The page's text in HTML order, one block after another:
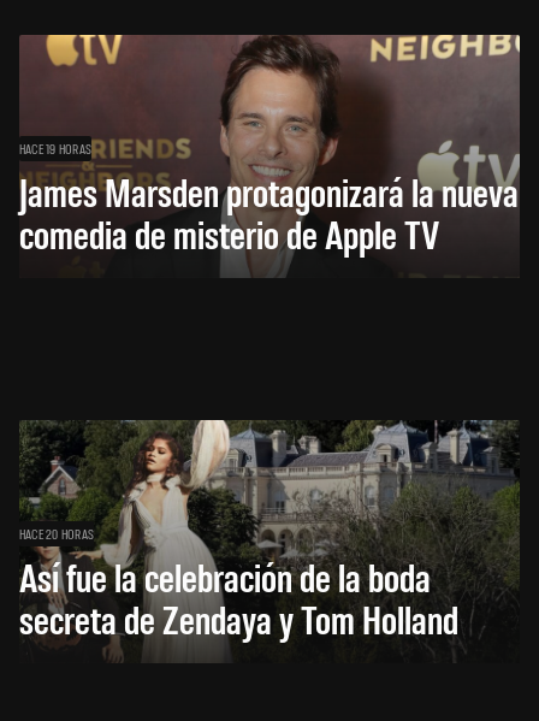
HACE 19 HORAS
James Marsden protagonizará la nueva
comedia de misterio de Apple TV
HACE 20 HORAS
Así fue la celebración de la boda
secreta de Zendaya y Tom Holland